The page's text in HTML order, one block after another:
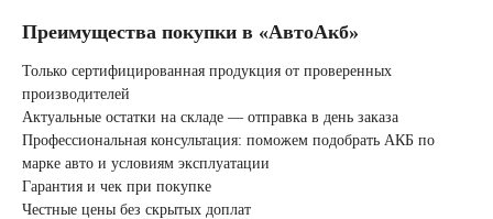
Чехия Турция
Словения
Преимущества покупки в «АвтоАкб»
Только сертифицированная продукция от проверенных
производителей
Актуальные остатки на складе — отправка в день заказа
Профессиональная консультация: поможем подобрать АКБ по
марке авто и условиям эксплуатации
Гарантия и чек при покупке
Честные цены без скрытых доплат